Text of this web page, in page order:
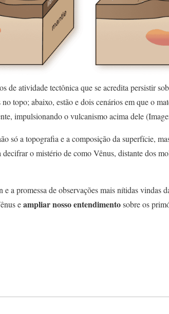
de atividade tectônica que se acredita persistir
topo; abaixo, estão e dois cenários em que o
impulsionando o vulcanismo acima dele
só a topografia e a composição da superfície,
decifrar o mistério de como Vênus, distante dos
a promessa de observações mais nítidas vindas
eampliar nosso entendimentosobre os